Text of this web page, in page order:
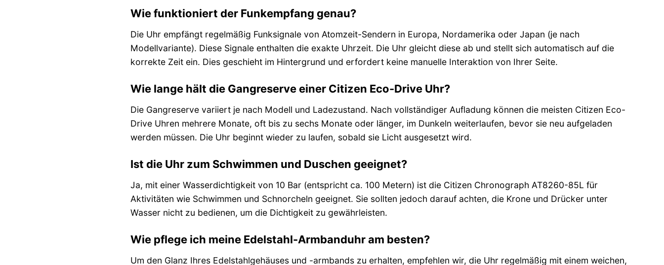
Wie funktioniert der Funkempfang genau?
Die Uhr empfängt regelmäßig Funksignale von Atomzeit-Sendern in Europa, Nordamerika oder Japan (je nach
Modellvariante). Diese Signale enthalten die exakte Uhrzeit. Die Uhr gleicht diese ab und stellt sich automatisch auf die
korrekte Zeit ein. Dies geschieht im Hintergrund und erfordert keine manuelle Interaktion von Ihrer Seite.
Wie lange hält die Gangreserve einer Citizen Eco-Drive Uhr?
Die Gangreserve variiert je nach Modell und Ladezustand. Nach vollständiger Aufladung können die meisten Citizen Eco-
Drive Uhren mehrere Monate, oft bis zu sechs Monate oder länger, im Dunkeln weiterlaufen, bevor sie neu aufgeladen
werden müssen. Die Uhr beginnt wieder zu laufen, sobald sie Licht ausgesetzt wird.
Ist die Uhr zum Schwimmen und Duschen geeignet?
Ja, mit einer Wasserdichtigkeit von 10 Bar (entspricht ca. 100 Metern) ist die Citizen Chronograph AT8260-85L für
Aktivitäten wie Schwimmen und Schnorcheln geeignet. Sie sollten jedoch darauf achten, die Krone und Drücker unter
Wasser nicht zu bedienen, um die Dichtigkeit zu gewährleisten.
Wie pflege ich meine Edelstahl-Armbanduhr am besten?
Um den Glanz Ihres Edelstahlgehäuses und -armbands zu erhalten, empfehlen wir, die Uhr regelmäßig mit einem weichen,